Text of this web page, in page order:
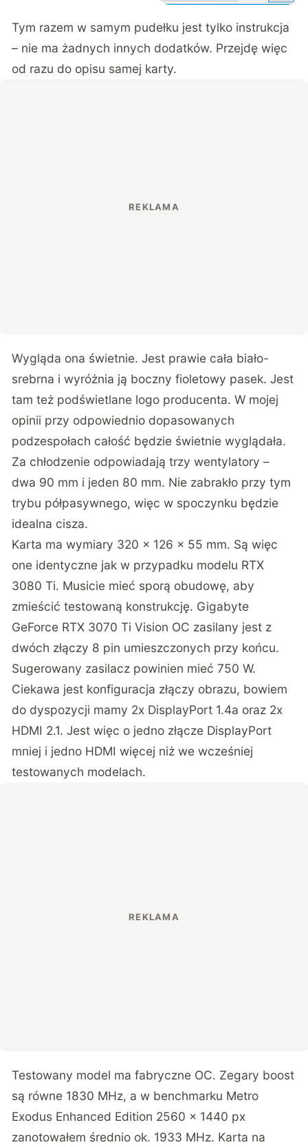
Tym razem w samym pudełku jest tylko instrukcja
– nie ma żadnych innych dodatków. Przejdę więc
od razu do opisu samej karty.
Wygląda ona świetnie. Jest prawie cała biało-
srebrna i wyróżnia ją boczny fioletowy pasek. Jest
tam też podświetlane logo producenta. W mojej
opinii przy odpowiednio dopasowanych
podzespołach całość będzie świetnie wyglądała.
Za chłodzenie odpowiadają trzy wentylatory –
dwa 90 mm i jeden 80 mm. Nie zabrakło przy tym
trybu półpasywnego, więc w spoczynku będzie
idealna cisza.
Karta ma wymiary 320 x 126 x 55 mm. Są więc
one identyczne jak w przypadku modelu RTX
3080 Ti. Musicie mieć sporą obudowę, aby
zmieścić testowaną konstrukcję. Gigabyte
GeForce RTX 3070 Ti Vision OC zasilany jest z
dwóch złączy 8 pin umieszczonych przy końcu.
Sugerowany zasilacz powinien mieć 750 W.
Ciekawa jest konfiguracja złączy obrazu, bowiem
do dyspozycji mamy 2x DisplayPort 1.4a oraz 2x
HDMI 2.1. Jest więc o jedno złącze DisplayPort
mniej i jedno HDMI więcej niżwe wcześniej
testowanych modelach.
Testowany model ma fabryczne OC. Zegary boost
są równe 1830 MHz, a w benchmarku Metro
Exodus Enhanced Edition 2560 x 1440 px
zanotowałem średnio ok. 1933 MHz. Karta na